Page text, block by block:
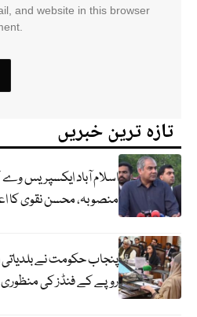
and website in this browser
تازہ ترین خبریں
اسلام آباد ایکسپریس وے
منصوبہ، محسن نقوی کا
روپے کے فنڈز کی